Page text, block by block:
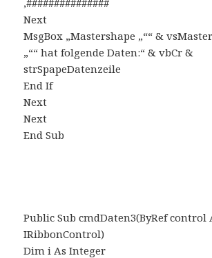
Next
MsgBox „Mastershape „““ &
„““ hat folgende Daten:“ & vbCr &
strSpapeDatenzeile
End If
Next
Next
End Sub
Public Sub cmdDaten3(ByRef control
IRibbonControl)
Dim i As Integer